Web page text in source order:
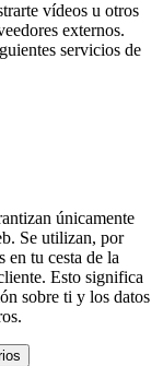
vídeos u otros
externos.
servicios de
únicamente
Se utilizan, por
en tu cesta de la
Esto significa
sobre ti y los datos